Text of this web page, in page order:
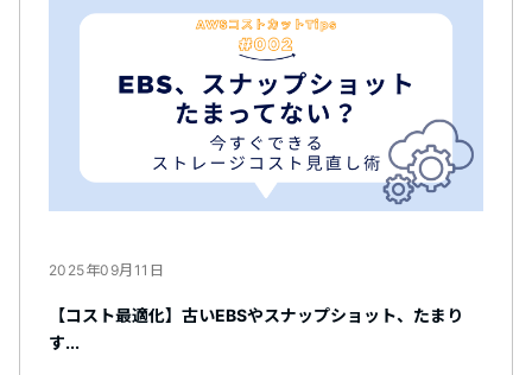
2025年09月11日
【コスト最適化】古いEBSやスナップショット、たまり
す...